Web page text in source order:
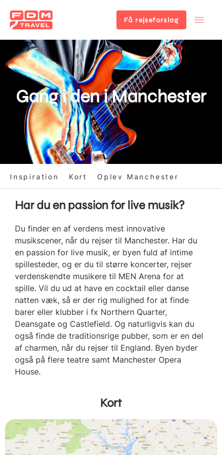
hovedindhold
Få rejseforslag
Gang i den i Manchester
Inspiration Kort Oplev Manchester
Har du en passion for live musik?
Du finder en af verdens mest innovative
musikscener, når du rejser til Manchester. Har du
en passion for live musik, er byen fuld af intime
spillesteder, og er du til større koncerter, rejser
verdenskendte musikere til MEN Arena for at
spille. Vil du ud at have en cocktail eller danse
natten væk, så er der rig mulighed for at finde
barer eller klubber i fx Northern Quarter,
Deansgate og Castlefield. Og naturligvis kan du
også finde de traditionsrige pubber, som er en del
af charmen, når du rejser til England. Byen byder
også på flere teatre samt Manchester Opera
House.
Kort